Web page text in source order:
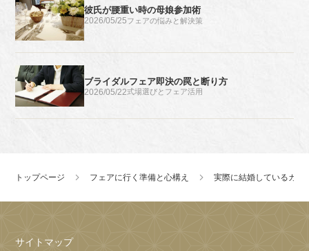
彼氏が腰重い時の母娘参加術
2026/05/25フェアの悩みと解決策
ブライダルフェア即決の罠と断り方
2026/05/22式場選びとフェア活用
トップページ フェアに行く準備と心構え 実際に結婚しているカッ
サイトマップ